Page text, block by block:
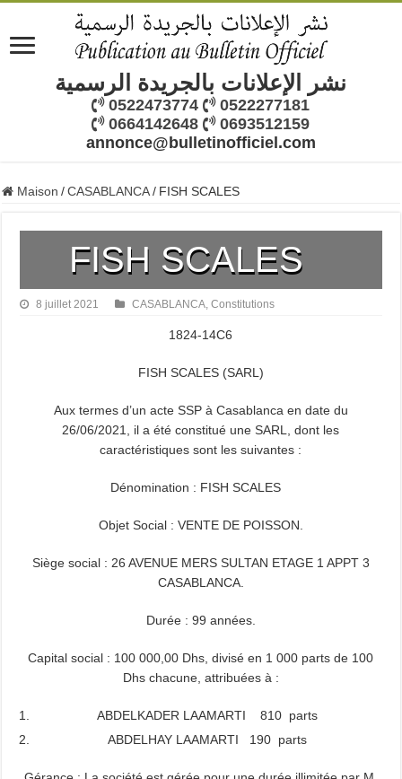
نشر الإعلانات بالجريدة الرسمية
0522473774
0522277181
0664142648
0693512159
annonce@bulletinofficiel.com
Maison / CASABLANCA / FISH SCALES
FISH SCALES
8 juillet 2021 CASABLANCA,Constitutions
1824-14C6
FISH SCALES (SARL)
Aux termes d’un acte SSP à Casablanca en date du
26/06/2021, il a été constitué une SARL, dont les
caractéristiques sont les suivantes :
Dénomination : FISH SCALES
Objet Social : VENTE DE POISSON.
Siège social : 26 AVENUE MERS SULTAN ETAGE 1 APPT 3
CASABLANCA.
Durée : 99 années.
Capital social : 100 000,00 Dhs, divisé en 1 000 parts de 100
Dhs chacune, attribuées à :
ABDELKADER LAAMARTI 810 parts
ABDELHAY LAAMARTI 190 parts